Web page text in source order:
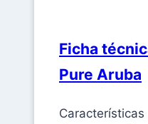
Ficha
Pure Aruba